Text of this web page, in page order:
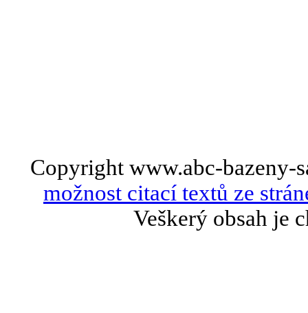
Copyright www.abc-bazeny-
možnost citací textů ze
Veškerý obsah je